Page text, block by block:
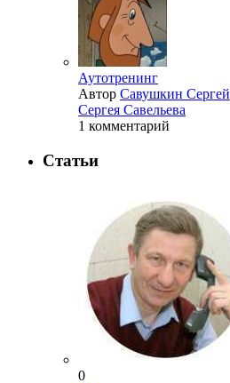
Аутотренинг
Автор Савушкин Сергей
Сергея Савельева
1 комментарий
Статьи
0